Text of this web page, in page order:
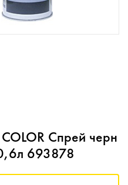
Спрей черн
693878